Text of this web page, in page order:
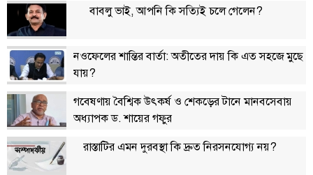
বাবলু ভাই, আপনি কি সত্যিই চলে গেলেন?
নওফেলের শান্তির বার্তা: অতীতের দায় কি এত সহজে মুছে
যায়?
গবেষণায় বৈশ্বিক উৎকর্ষ ও শেকড়ের টানে মানবসেবায়
অধ্যাপক ড. শায়ের গফুর
রাস্তাটির এমন দুরবস্থা কি দ্রুত নিরসনযোগ্য নয়?